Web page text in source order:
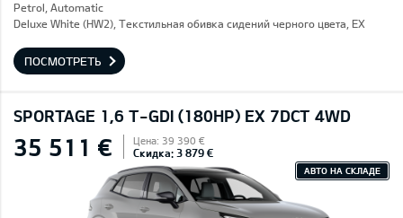
Petrol, Automatic
Deluxe White (HW2), Текстильная обивка сидений черного цвета, EX
ПОСМОТРЕТЬ
SPORTAGE 1,6 T-GDI (180HP) EX 7DCT 4WD
35 511 € Цена: 39 390 €
Скидка: 3 879 €
АВТО НА СКЛАДЕ